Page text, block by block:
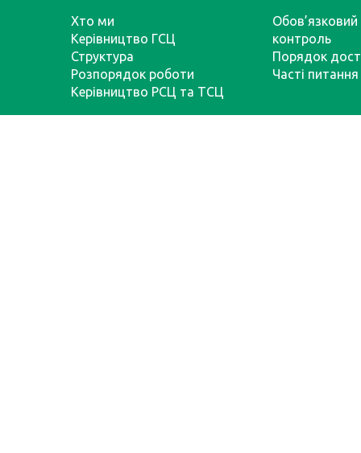
Хто ми
Керівництво ГСЦ
Структура
Розпорядок роботи
Керівництво РСЦ та ТСЦ
Обов’язковий
контроль
Порядок
Часті питання